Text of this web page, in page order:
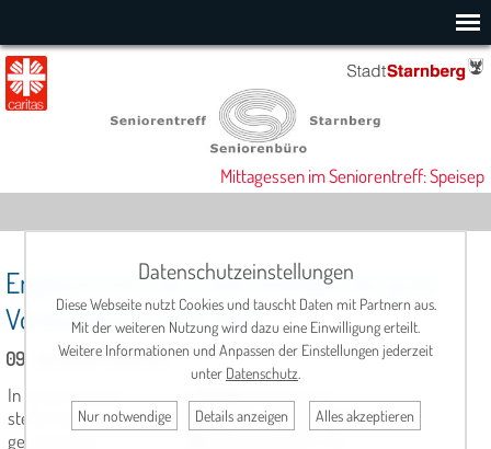
Mittagessen im Seniorentreff:
Englisch mit Frau Frost (mittlere bis gute
Vorkenntnisse - B1/B2)
09. Juli 2026, 10:00 Uhr
In dieser Gruppe
stehen das
gemeinsame
Leitung:Dianne Frost
Termin:Do., 10.00 – 11.30 Uhr
Datenschutzeinstellungen
Diese Webseite nutzt Cookies und tauscht Daten mit Partnern aus.
Mit der weiteren Nutzung wird dazu eine Einwilligung erteilt.
Weitere Informationen und Anpassen der Einstellungen jederzeit
unter Datenschutz
Nur notwendige Details anzeigen Alles akzeptieren